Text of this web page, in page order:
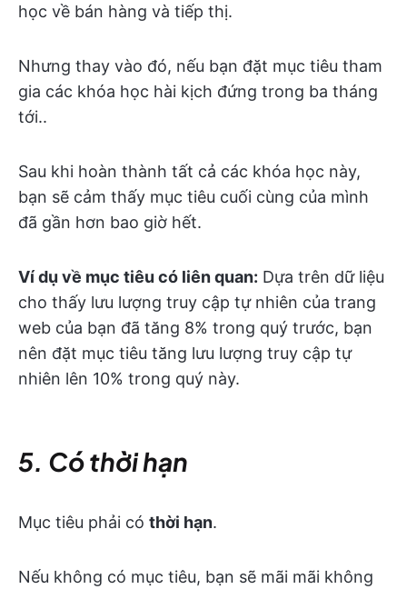
học về bán hàng và tiếp thị.
Nhưng thay vào đó, nếu bạn đặt mục tiêu tham
gia các khóa học hài kịch đứng trong ba tháng
tới..
Sau khi hoàn thành tất cả các khóa học này,
bạn sẽ cảm thấy mục tiêu cuối cùng của mình
đã gần hơn bao giờ hết.
Ví dụ về mục tiêu có liên quan: Dựa trên dữ liệu
cho thấy lưu lượng truy cập tự nhiên của trang
web của bạn đã tăng 8% trong quý trước, bạn
nên đặt mục tiêu tăng lưu lượng truy cập tự
nhiên lên 10% trong quý này.
5. Có thời hạn
Mục tiêu phải có thời hạn.
Nếu không có mục tiêu, bạn sẽ mãi mãi không